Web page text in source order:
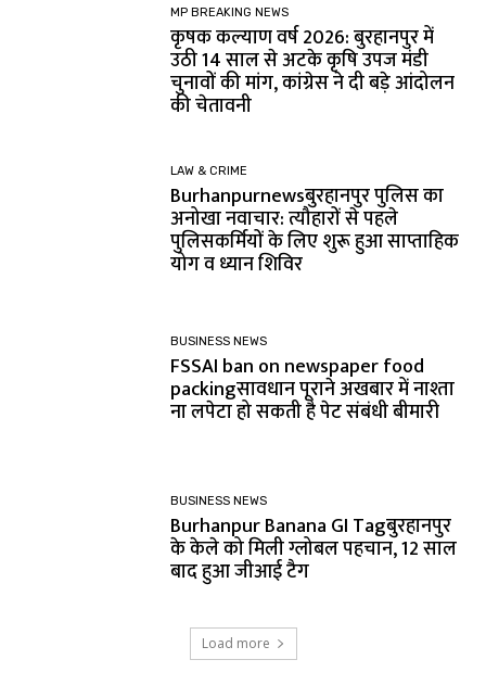
MP BREAKING NEWS
कृषक कल्याण वर्ष 2026: बुरहानपुर में
उठी 14 साल से अटके कृषि उपज मंडी
चुनावों की मांग, कांग्रेस ने दी बड़े आंदोलन
की चेतावनी
LAW & CRIME
Burhanpurnewsबुरहानपुर पुलिस का
अनोखा नवाचार: त्यौहारों से पहले
पुलिसकर्मियों के लिए शुरू हुआ साप्ताहिक
योग व ध्यान शिविर
BUSINESS NEWS
FSSAI ban on newspaper food
packingसावधान पूराने अखबार में नाश्ता
ना लपेटा हो सकती है पेट संबंधी बीमारी
BUSINESS NEWS
Burhanpur Banana GI Tagबुरहानपुर
के केले को मिली ग्लोबल पहचान, 12 साल
बाद हुआ जीआई टैग
Load more